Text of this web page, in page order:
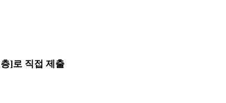
층]로 직접 제출